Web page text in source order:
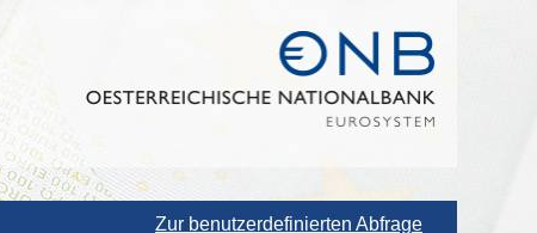
Zur benutzerdefinierten Abfrage